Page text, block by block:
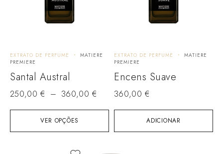
VER OPÇÕES
EXTRATO DE PERFUME
MATIERE
PREMIERE
Santal Austral
250,00 € – 360,00 €
ADICIONAR
EXTRATO DE PERFUME
MATIERE
PREMIERE
Encens Suave
360,00 €